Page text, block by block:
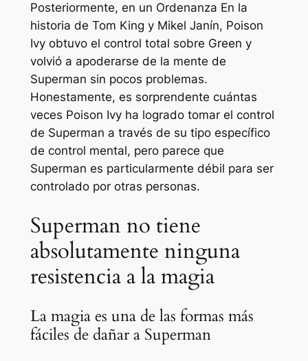
Posteriormente, en un Ordenanza En la
historia de Tom King y Mikel Janín, Poison
Ivy obtuvo el control total sobre Green y
volvió a apoderarse de la mente de
Superman sin pocos problemas.
Honestamente, es sorprendente cuántas
veces Poison Ivy ha logrado tomar el control
de Superman a través de su tipo específico
de control mental, pero parece que
Superman es particularmente débil para ser
controlado por otras personas.
Superman no tiene
absolutamente ninguna
resistencia a la magia
La magia es una de las formas más
fáciles de dañar a Superman